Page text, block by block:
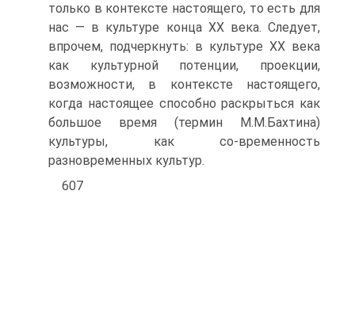
только в контексте настоящего, то есть для
нас — в культуре конца XX века. Следует,
впрочем, подчеркнуть: в культуре XX века
как культурной потенции, проекции,
возможности, в контексте настоящего,
когда настоящее способно раскрыться как
большое время (термин М.М.Бахтина)
культуры, как со-временность
разновременных культур.
607